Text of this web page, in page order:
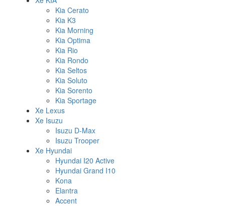
Kia Cerato
Kia K3
Kia Morning
Kia Optima
Kia Rio
Kia Rondo
Kia Seltos
Kia Soluto
Kia Sorento
Kia Sportage
Xe Lexus
Xe Isuzu
Isuzu D-Max
Isuzu Trooper
Xe Hyundai
Hyundai I20 Active
Hyundai Grand I10
Kona
Elantra
Accent